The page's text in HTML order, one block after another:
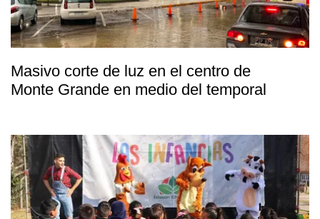
Masivo corte de luz en el centro de
Monte Grande en medio del temporal